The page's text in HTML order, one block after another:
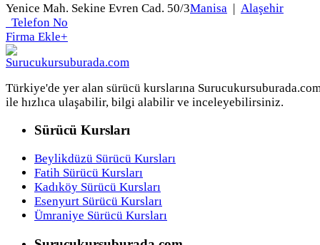
Yenice Mah. Sekine Evren Cad. 50/3Manisa | Alaşehir
Telefon No
Firma Ekle+
Türkiye'de yer alan sürücü kurslarına
ile hızlıca ulaşabilir, bilgi alabilir ve inceleyebilirsiniz.
Sürücü Kursları
Beylikdüzü Sürücü Kursları
Fatih Sürücü Kursları
Kadıköy Sürücü Kursları
Esenyurt Sürücü Kursları
Ümraniye Sürücü Kursları